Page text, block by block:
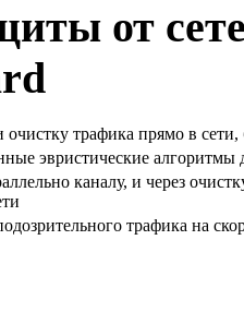
от
очистку трафика прямо в сети,
эвристические
каналу, и через
трафика на